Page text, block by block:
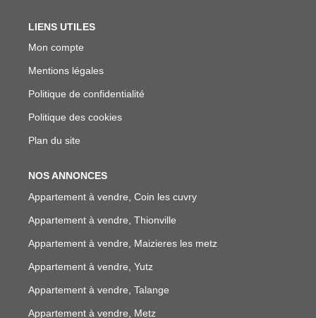
LIENS UTILES
Mon compte
Mentions légales
Politique de confidentialité
Politique des cookies
Plan du site
NOS ANNONCES
Appartement à vendre, Coin les cuvry
Appartement à vendre, Thionville
Appartement à vendre, Maizieres les metz
Appartement à vendre, Yutz
Appartement à vendre, Talange
Appartement à vendre, Metz